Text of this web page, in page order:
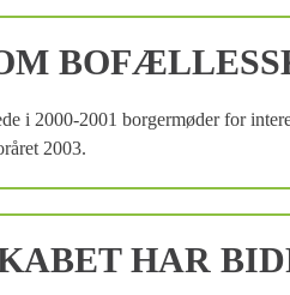
i 2000-2001 borgermøder for
2003.
HAR